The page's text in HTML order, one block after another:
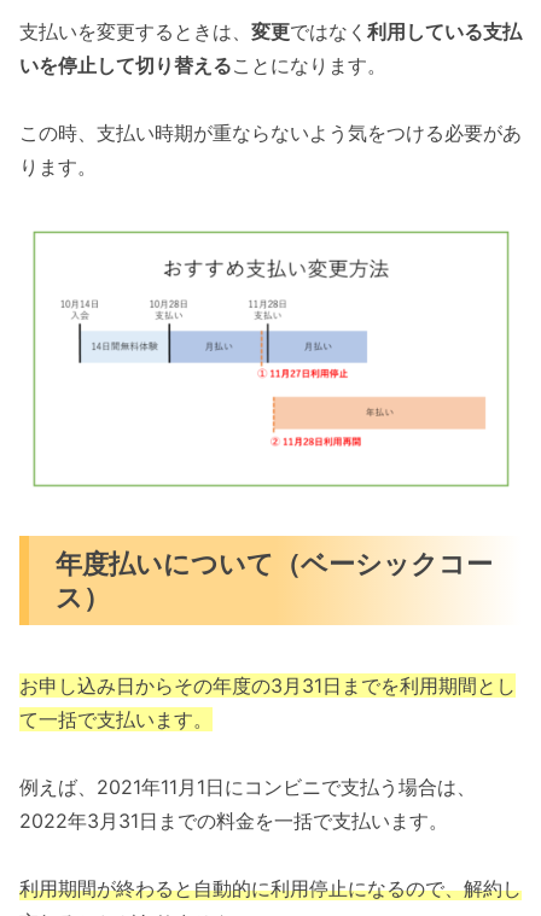
支払いを変更するときは、 変更ではなく 利用している支払
いを停止して切り替えることになります。
この時、支払い時期が重ならないよう気をつける必要があ
ります。
年度払いについて（ベーシックコー
ス）
お申し込み日からその年度の3月31日までを利用期間とし
て一括で支払います。
例えば、2021年11月1日にコンビニで支払う場合は、
2022年3月31日までの料金を一括で支払います。
利用期間が終わると自動的に利用停止になるので、解約し